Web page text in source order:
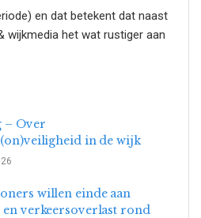
en dat betekent dat naast
wijkmedia het wat rustiger aan
– Over
in de wijk
willen einde aan
verkeersoverlast rond